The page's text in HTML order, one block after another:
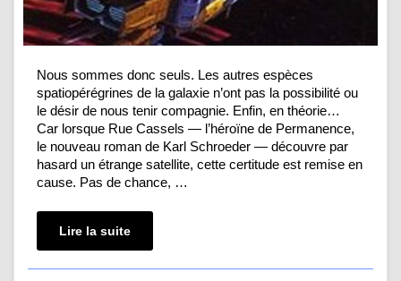
Nous sommes donc seuls. Les autres espèces
spatiopérégrines de la galaxie n’ont pas la possibilité ou
le désir de nous tenir compagnie. Enfin, en théorie…
Car lorsque Rue Cassels — l’héroïne de Permanence,
le nouveau roman de Karl Schroeder — découvre par
hasard un étrange satellite, cette certitude est remise en
cause. Pas de chance, …
Lire la suite